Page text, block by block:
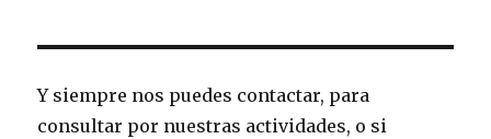
Y siempre nos puedes contactar, para
consultar por nuestras actividades, o si